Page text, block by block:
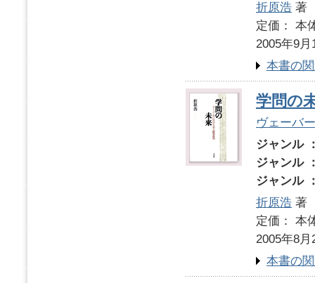
折原浩 著
定価：
2005年9月
本書の
学問の
ヴェーバ
ジャンル
ジャンル
ジャンル
折原浩 著
定価：
2005年8月
本書の